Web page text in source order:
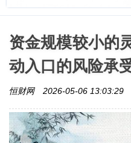
资金规模较小的
动入口的风险承
恒财网 2026-05-06 13:03:29